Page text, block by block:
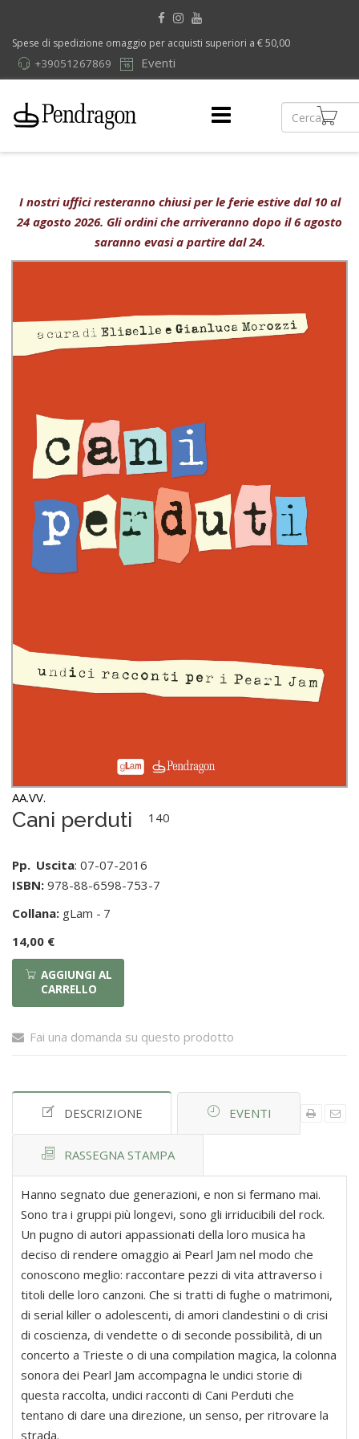
Spese di spedizione omaggio per acquisti superiori a € 50,00
Eventi
+39051267869
I nostri uffici resteranno chiusi per le ferie estive dal 10 al
24 agosto 2026. Gli ordini che arriveranno dopo il 6 agosto
saranno evasi a partire dal 24.
AA.VV.
Cani perduti
Pp.
140
Uscita: 07-07-2016
ISBN: 978-88-6598-753-7
Collana: gLam - 7
14,00 €
AGGIUNGI AL
CARRELLO
Fai una domanda su questo prodotto
DESCRIZIONE EVENTI
RASSEGNA STAMPA
Hanno segnato due generazioni, e non si fermano mai.
Sono tra i gruppi più longevi, sono gli irriducibili del rock.
Un pugno di autori appassionati della loro musica ha
deciso di rendere omaggio ai Pearl Jam nel modo che
conoscono meglio: raccontare pezzi di vita attraverso i
titoli delle loro canzoni. Che si tratti di fughe o matrimoni,
di serial killer o adolescenti, di amori clandestini o di crisi
di coscienza, di vendette o di seconde possibilità, di un
concerto a Trieste o di una compilation magica, la colonna
sonora dei Pearl Jam accompagna le undici storie di
questa raccolta, undici racconti di Cani Perduti che
tentano di dare una direzione, un senso, per ritrovare la
strada.